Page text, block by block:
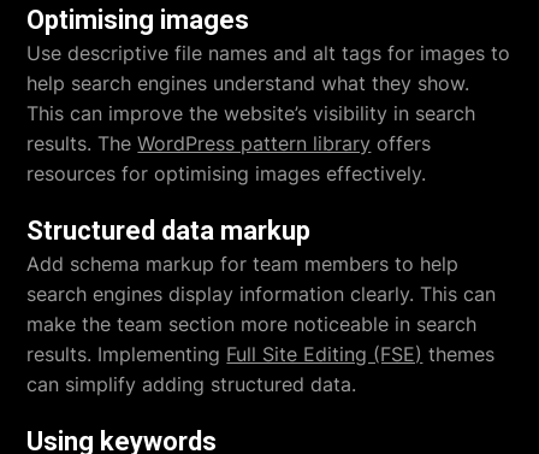
Optimising images
Use descriptive file names and alt tags for images to
help search engines understand what they show.
This can improve the website’s visibility in search
results. TheWordPress pattern library offers
resources for optimising images effectively.
Structured data markup
Add schema markup for team members to help
search engines display information clearly. This can
make the team section more noticeable in search
results. Implementing Full Site Editing (FSE) themes
can simplify adding structured data.
Using keywords